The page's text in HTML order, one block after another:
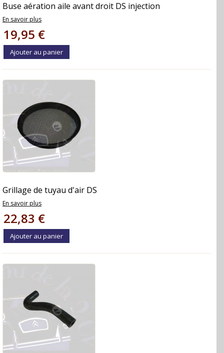
Buse aération aile avant droit DS injection
En savoir plus
19,95 €
Ajouter au panier
Grillage de tuyau d'air DS
En savoir plus
22,83 €
Ajouter au panier